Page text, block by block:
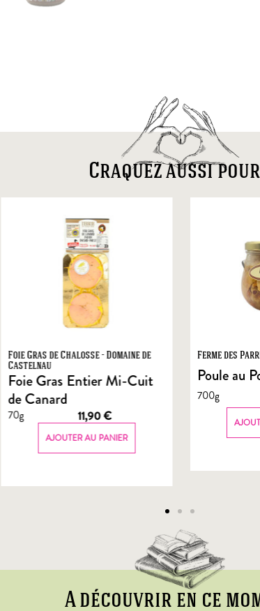
Craquez aussi
Foie Gras de Chalosse - Domaine de
Castelnau
Foie Gras Entier Mi-Cuit
de Canard
70g 11,90€
AJOUTER AU PANIER
Ferme des
Poule au
700g
A découvrir en ce